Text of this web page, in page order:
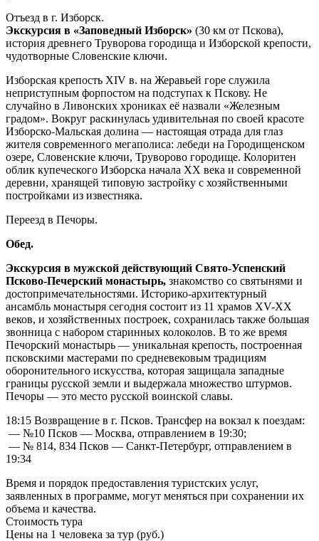
Отъезд в г. Изборск.
Экскурсия в «Заповедный Изборск» (30 км от Пскова),
история древнего Труворова городища и Изборской крепости,
чудотворные Словенские ключи.
Изборская крепость XIV в. на Жеравьей горе служила
неприступным форпостом на подступах к Пскову. Не
случайно в Ливонских хрониках её назвали «Железным
градом». Вокруг раскинулась удивительная по своей красоте
Изборско-Мальская долина — настоящая отрада для глаз
жителя современного мегаполиса: лебеди на Городищенском
озере, Словенские ключи, Труворово городище. Колоритен
облик купеческого Изборска начала ХХ века и современной
деревни, хранящей типовую застройку с хозяйственными
постройками из известняка.
Переезд в Печоры.
Обед.
Экскурсия в мужской действующий Свято-Успенский
Псково-Печерский монастырь, знакомство со святынями и
достопримечательностями. Историко-архитектурный
ансамбль монастыря сегодня состоит из 11 храмов XV-XX
веков, и хозяйственных построек, сохранилась также большая
звонница с набором старинных колоколов. В то же время
Печорский монастырь — уникальная крепость, построенная
псковскими мастерами по средневековым традициям
оборонительного искусства, которая защищала западные
границы русской земли и выдержала множество штурмов.
Печоры — это место русской воинской славы.
18:15 Возвращение в г. Псков. Трансфер на вокзал к поездам:
— №10 Псков — Москва, отправлением в 19:30;
— № 814, 834 Псков — Санкт-Петербург, отправлением в
19:34
Время и порядок предоставления туристских услуг,
заявленных в программе, могут меняться при сохранении их
объема и качества.
Стоимость тура
Цены на 1 человека за тур (руб.)